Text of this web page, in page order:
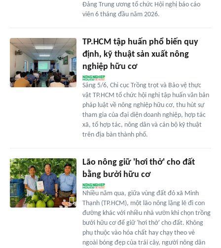
Đảng Trung ương tổ chức Hội nghị báo cáo
viên 6 tháng đầu năm 2026.
TP.HCM tập huấn phổ biến quy
định, kỹ thuật sản xuất nông
nghiệp hữu cơ
Sáng 5/6, Chi cục Trồng trọt và Bảo vệ thực
vật TP.HCM tổ chức hội nghị tập huấn văn bản
pháp luật về nông nghiệp hữu cơ, thu hút sự
tham gia của đại diện doanh nghiệp, hợp tác
xã, tổ hợp tác, nông dân và cán bộ kỹ thuật
trên địa bàn thành phố.
Lão nông giữ 'hơi thở' cho đất
bằng bưởi hữu cơ
Nhiều năm qua, giữa vùng đất đỏ xã Minh
Thạnh (TP.HCM), một lão nông lặng lẽ đi con
đường khác với nhiều nhà vườn khi chọn trồng
bưởi hữu cơ để giữ 'hơi thở' cho đất. Không
phụ thuộc vào hóa chất hay chạy theo vẻ
ngoài bóng đẹp của trái cây, người nông dân